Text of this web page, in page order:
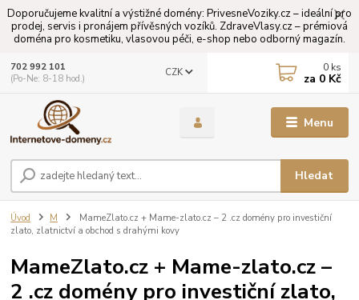
Doporučujeme kvalitní a výstižné domény: PrivesneVoziky.cz – ideální pro
prodej, servis i pronájem přívěsných vozíků. ZdraveVlasy.cz – prémiová
doména pro kosmetiku, vlasovou péči, e-shop nebo odborný magazín.
Menu
CZK
Hledat
702 992 101
(Po-Ne: 8-18 hod.)
0 ks
za 0 Kč
Úvod M
MameZlato.cz + Mame-zlato.cz – 2 .cz domény pro investiční
zlato, zlatnictví a obchod s drahými kovy
MameZlato.cz + Mame-zlato.cz –
2 .cz domény pro investiční zlato,